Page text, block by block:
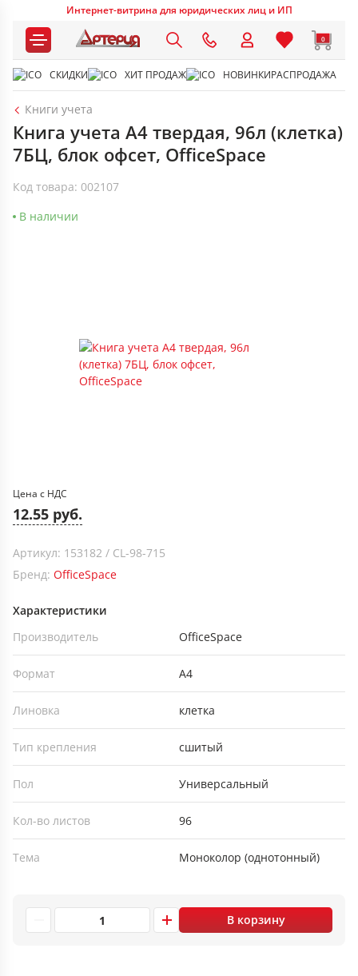
Интернет-витрина для юридических лиц и ИП
0
СКИДКИ ХИТ ПРОДАЖ НОВИНКИРАСПРОДАЖА
Книги учета
Книга учета А4 твердая, 96л (клетка)
7БЦ, блок офсет, OfficeSpace
Код товара: 002107
В наличии
Цена с НДС
12.55 руб.
Артикул: 153182 / CL-98-715
Бренд: OfficeSpace
Характеристики
Производитель
OfficeSpace
Формат А4
Линовка клетка
Тип крепления сшитый
Пол Универсальный
Кол-во листов 96
Тема Моноколор (однотонный)
В корзину